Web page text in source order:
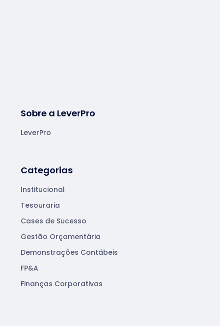
Sobre a LeverPro
LeverPro
Categorias
Institucional
Tesouraria
Cases de Sucesso
Gestão Orçamentária
Demonstrações Contábeis
FP&A
Finanças Corporativas